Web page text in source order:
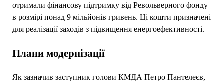
отримали фінансову підтримку від Револьверного фонду
в розмірі понад 9 мільйонів гривень. Ці кошти призначені
для реалізації заходів з підвищення енергоефективності.
Плани модернізації
Як зазначив заступник голови КМДА Петро Пантелеєв,